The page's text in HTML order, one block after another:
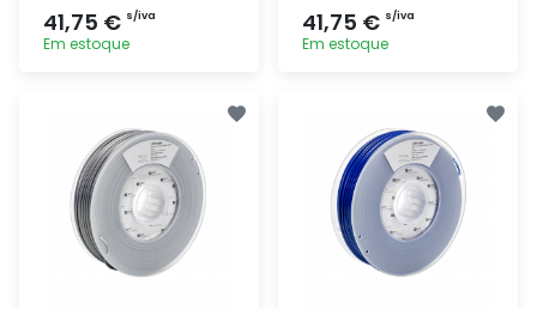
41,75 € s/iva
Em estoque
41,75 € s/iva
Em estoque